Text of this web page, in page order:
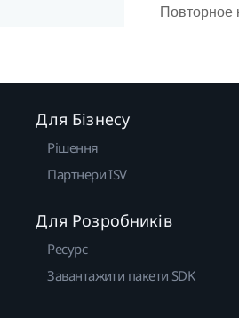
Повторное
Для Бізнесу
Рішення
Партнери ISV
Для Розробників
Ресурс
Завантажити пакети SDK